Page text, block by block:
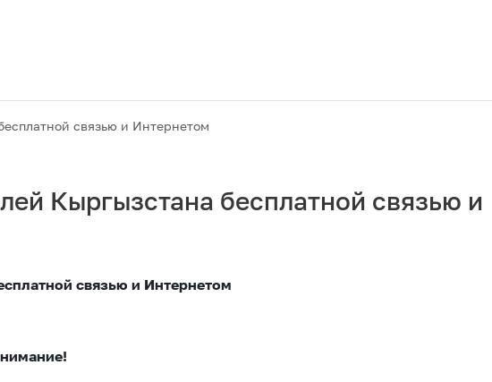
связью и Интернетом
Кыргызстана бесплатной связью и
связью и Интернетом